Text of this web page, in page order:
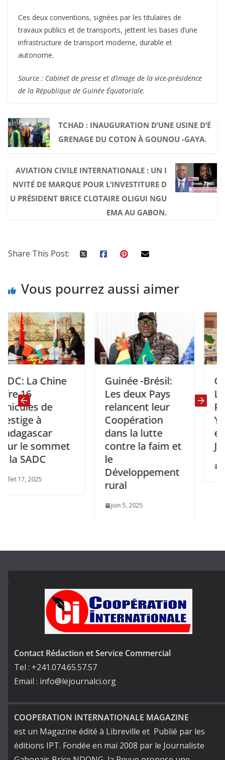
Ces deux conventions, signées par les titulaires de
travaux publics et de transports, jettent les bases d’une
infrastructure de transport moderne, durable et
autonome.
Source : Cabinet de presse et d’image de la vice-présidence
de la République de Guinée Équatoriale.
TCHAD : INAUGURATION D’UNE USINE D’É
GRENAGE DU COTON À GOUNOU -GAYA.
AVIATION CIVILE INTERNATIONALE : UN I
NVITÉ DE MARQUE POUR L’INVESTITURE D
U PRÉSIDENT BRICE CLOTAIRE OLIGUI NGU
EMA AU GABON.
Share This Post:
Vous pourrez aussi aimer
Chine
de
à
sommet
Guinée -Brésil:
Les deux Pays
relancent leur
Coopération
dans la lutte
contre la faim et
Développement
juin 5, 2025
Congo
Les
Pointe
août 29,
Contact Rédaction et Service Commercial
Tel : +241.074.65.57.57
Email : info@lejournalci.org
COOPERATION INTERNATIONALE MAGAZINE
est un Magazine édité à Libreville et Publié par les
éditions IPT. Fondée en mai 2008 par le Journaliste